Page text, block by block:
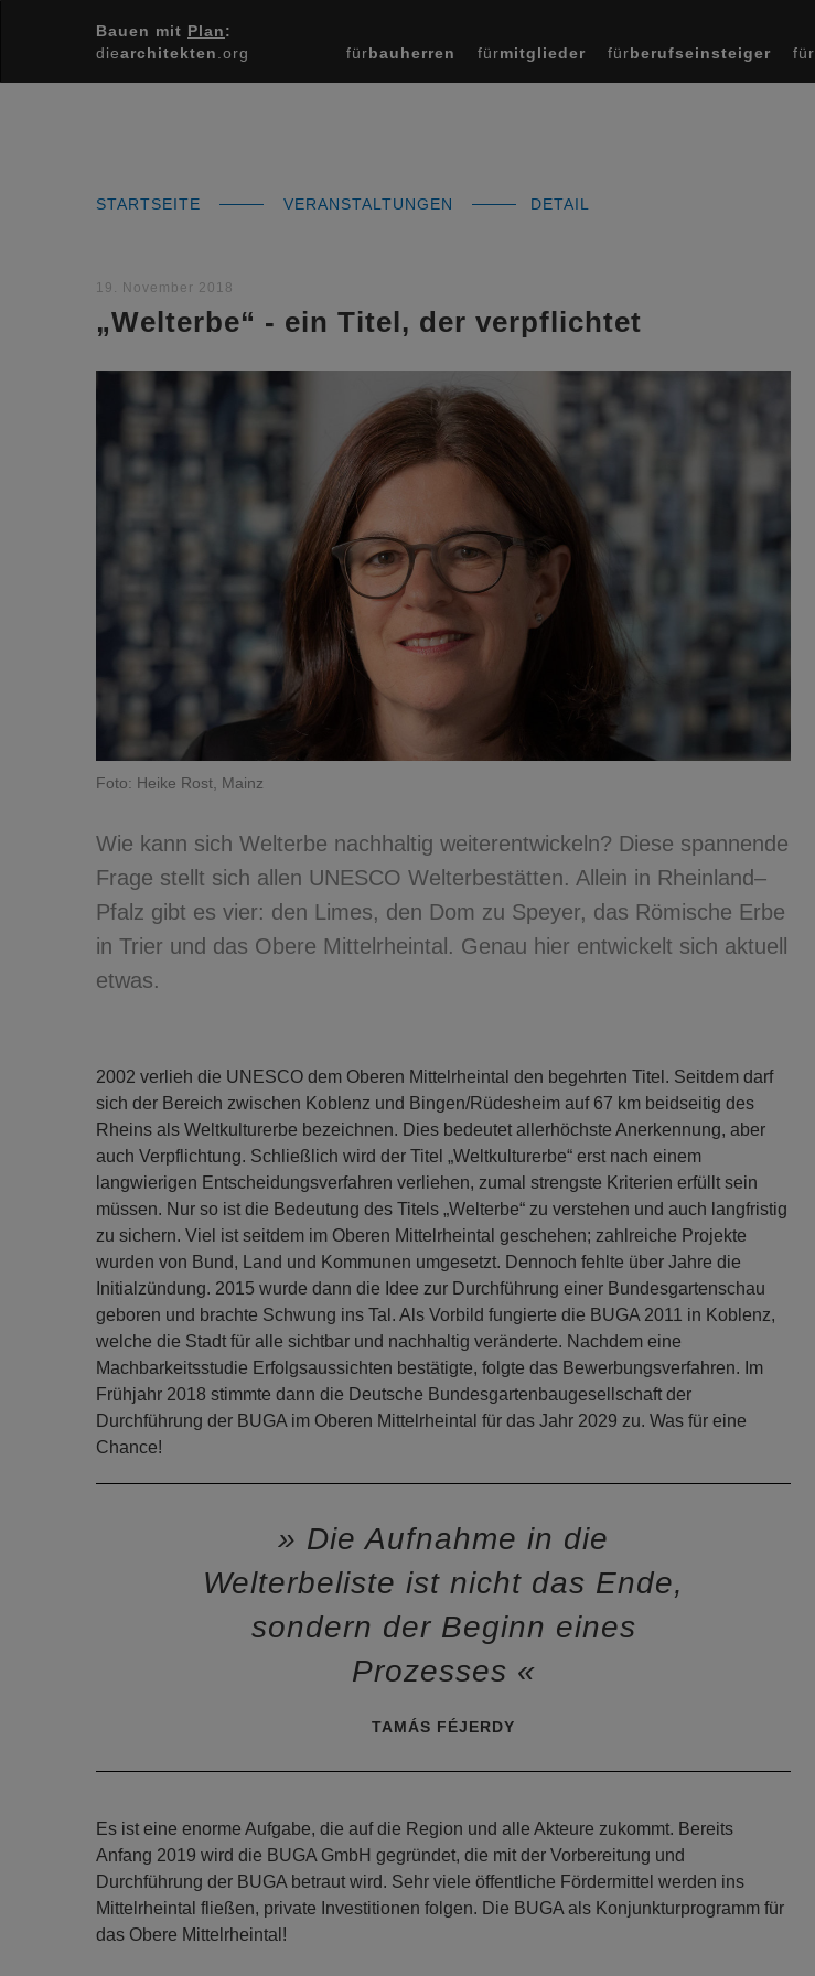
Bauen mit Plan:
diearchitekten .org fürbauherren fürmitglieder fürberufseinsteiger für
STARTSEITE VERANSTALTUNGEN DETAIL
19. November 2018
„Welterbe“ - ein Titel, der verpflichtet
Foto: Heike Rost, Mainz
Wie kann sich Welterbe nachhaltig weiterentwickeln? Diese spannende
Frage stellt sich allen UNESCO Welterbestätten. Allein in Rheinland–
Pfalz gibt es vier: den Limes, den Dom zu Speyer, das Römische Erbe
in Trier und das Obere Mittelrheintal. Genau hier entwickelt sich aktuell
etwas.
2002 verlieh die UNESCO dem Oberen Mittelrheintal den begehrten Titel. Seitdem darf
sich der Bereich zwischen Koblenz und Bingen/Rüdesheim auf 67 km beidseitig des
Rheins als Weltkulturerbe bezeichnen. Dies bedeutet allerhöchste Anerkennung, aber
auch Verpflichtung. Schließlich wird der Titel „Weltkulturerbe“ erst nach einem
langwierigen Entscheidungsverfahren verliehen, zumal strengste Kriterien erfüllt sein
müssen. Nur so ist die Bedeutung des Titels „Welterbe“ zu verstehen und auch langfristig
zu sichern. Viel ist seitdem im Oberen Mittelrheintal geschehen; zahlreiche Projekte
wurden von Bund, Land und Kommunen umgesetzt. Dennoch fehlte über Jahre die
Initialzündung. 2015 wurde dann die Idee zur Durchführung einer Bundesgartenschau
geboren und brachte Schwung ins Tal. Als Vorbild fungierte die BUGA 2011 in Koblenz,
welche die Stadt für alle sichtbar und nachhaltig veränderte. Nachdem eine
Machbarkeitsstudie Erfolgsaussichten bestätigte, folgte das Bewerbungsverfahren. Im
Frühjahr 2018 stimmte dann die Deutsche Bundesgartenbaugesellschaft der
Durchführung der BUGA im Oberen Mittelrheintal für das Jahr 2029 zu. Was für eine
Chance!
Die Aufnahme in die
Welterbeliste ist nicht das Ende,
sondern der Beginn eines
Prozesses
TAMÁS FÉJERDY
Es ist eine enorme Aufgabe, die auf die Region und alle Akteure zukommt. Bereits
Anfang 2019 wird die BUGA GmbH gegründet, die mit der Vorbereitung und
Durchführung der BUGA betraut wird. Sehr viele öffentliche Fördermittel werden ins
Mittelrheintal fließen, private Investitionen folgen. Die BUGA als Konjunkturprogramm für
das Obere Mittelrheintal!